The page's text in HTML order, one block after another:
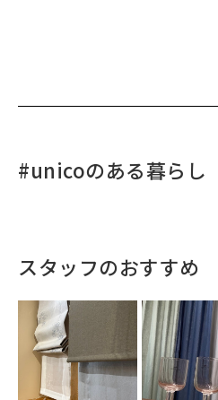
#unicoのある暮らし
スタッフのおすすめ